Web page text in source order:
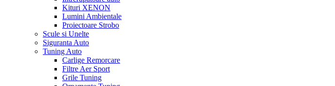
Kituri XENON
Lumini Ambientale
Proiectoare Strobo
Scule si Unelte
Siguranta Auto
Tuning Auto
Carlige Remorcare
Filtre Aer Sport
Grile Tuning